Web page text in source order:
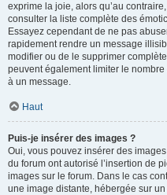
exprime la joie, alors qu’au
consulter la liste complète des
Essayez cependant de ne pas
rapidement rendre un message
modifier ou de le supprimer
peuvent également limiter le nombre
à un message.
Haut
Puis-je insérer des images ?
Oui, vous pouvez insérer des
du forum ont autorisé l’insertion de
images sur le forum. Dans le cas
une image distante, hébergée sur